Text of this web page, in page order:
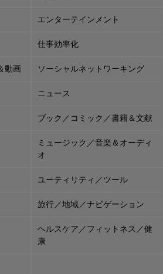
エンターテインメント
仕事効率化
動画 ソーシャルネットワーキング
ニュース
ブック／コミック／書籍＆文献
ミュージック／音楽＆オーディ
オ
ユーティリティ／ツール
旅行／地域／ナビゲーション
ヘルスケア／フィットネス／健
康